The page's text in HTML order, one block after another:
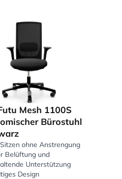
Mesh 1100S
Bürostuhl
ohne Anstrengung
Belüftung und
Unterstützung
Design